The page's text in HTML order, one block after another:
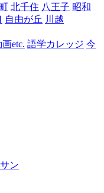
王
北千住 八王子 昭和
自由が丘 川越
etc. 語学カレッジ 今
ン